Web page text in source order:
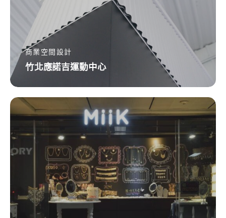
商業空間設計
竹北應諾吉運動中心
捷
運
中
山
MiiK
韓